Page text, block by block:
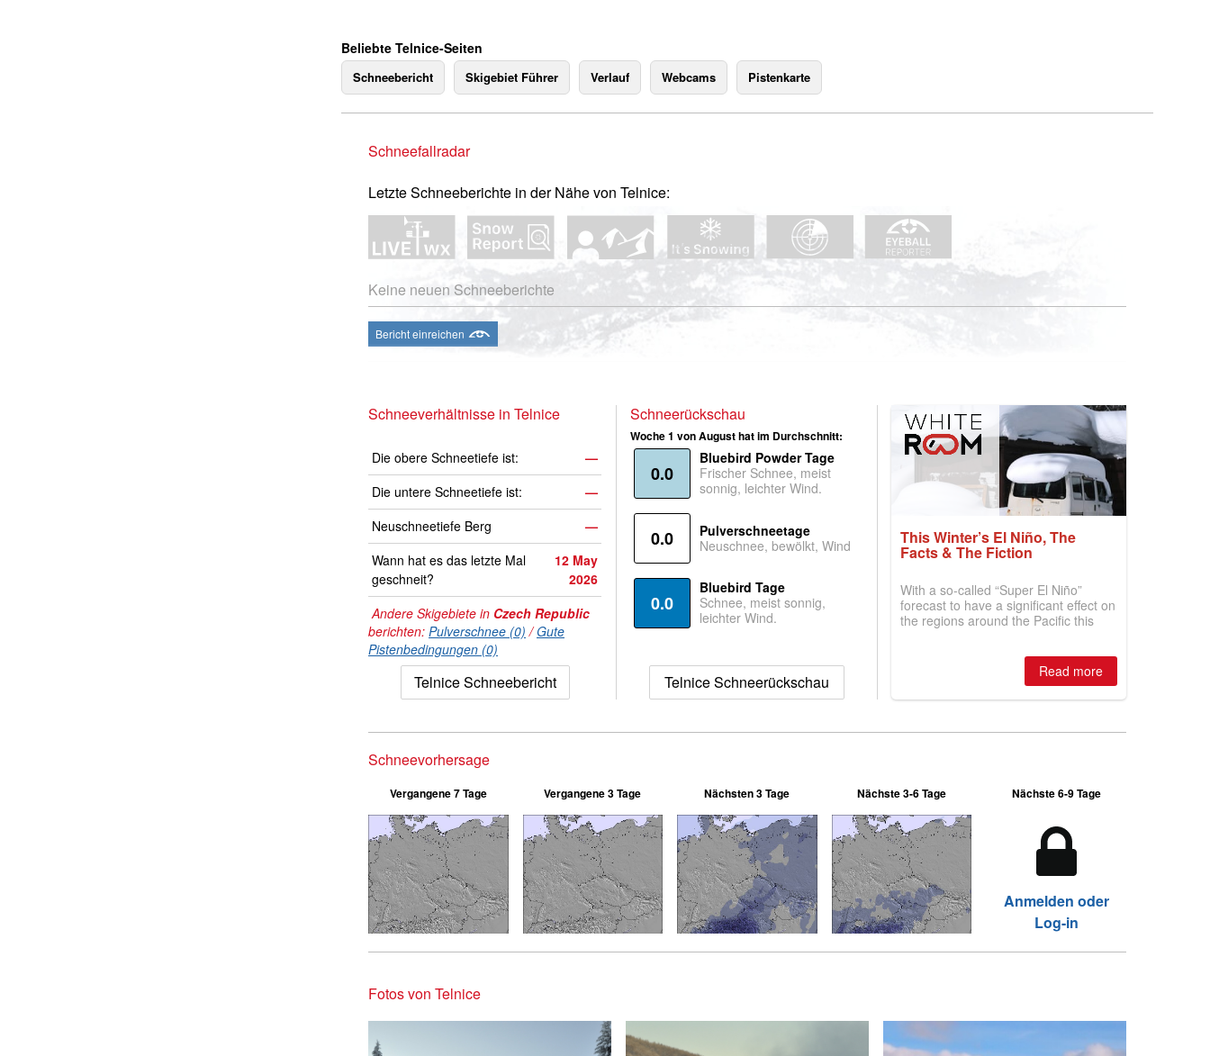
Beliebte Telnice-Seiten
Schneebericht Skigebiet Führer Verlauf Webcams Pistenkarte
Schneefallradar
Letzte Schneeberichte in der Nähe von Telnice:
Keine neuen Schneeberichte
Bericht einreichen
Schneeverhältnisse in Telnice
Die obere Schneetiefe ist:
—
Die untere Schneetiefe ist:
—
Neuschneetiefe Berg
—
Wann hat es das letzte Mal
geschneit?
12 May
2026
Andere Skigebiete in Czech Republic
berichten: Pulverschnee (0) /Gute
Pistenbedingungen (0)
Telnice Schneebericht
Schneerückschau
Woche 1 von August hat im Durchschnitt:
0.0
Bluebird Powder Tage
Frischer Schnee, meist
sonnig, leichter Wind.
0.0
Pulverschneetage
Neuschnee, bewölkt, Wind
0.0
Bluebird Tage
Schnee, meist sonnig,
leichter Wind.
Telnice Schneerückschau
This Winter’s El Niño, The
Facts & The Fiction
With a so-called “Super El Niño”
forecast to have a significant effect on
the regions around the Pacific this
where are the best odds?Read more
Schneevorhersage
Vergangene 7 Tage Vergangene 3 Tage Nächsten 3 Tage Nächste 3-6 Tage Nächste 6-9 Tage
Anmelden oder
Log-in
Fotos von Telnice